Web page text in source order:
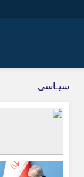
مرا به خاطر بسپار
سیـاسی